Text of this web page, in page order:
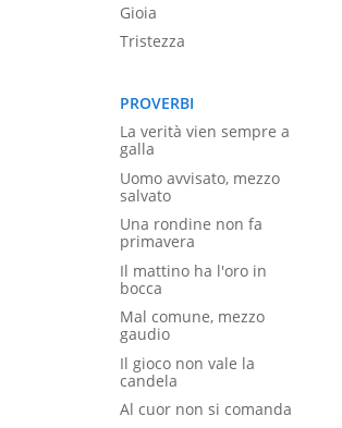
Gioia
Tristezza
PROVERBI
La verità vien sempre a
galla
Uomo avvisato, mezzo
salvato
Una rondine non fa
primavera
Il mattino ha l'oro in
bocca
Mal comune, mezzo
gaudio
Il gioco non vale la
candela
Al cuor non si comanda